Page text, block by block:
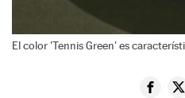
El color 'Tennis Green' es